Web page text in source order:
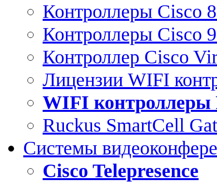
Контроллеры Cisco
Контроллеры Cisco
Контроллер Cisco
Лицензии WIFI
WIFI контроллеры
Ruckus SmartCell
Системы
Cisco Telepresence